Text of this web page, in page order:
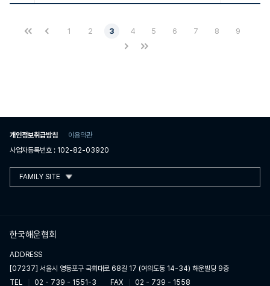
1 2 3 4 5 6 7 8 9
개인정보취급방침
이용약관
사업자등록번호 : 102-82-03920
FAMILY SITE
한국해운협회
ADDRESS
[07237] 서울시 영등포구 국회대로 68길 17 (여의도동 14-34) 해운빌딩 9층
TEL
02 - 739 - 1551-3 FAX 02 - 739 - 1558